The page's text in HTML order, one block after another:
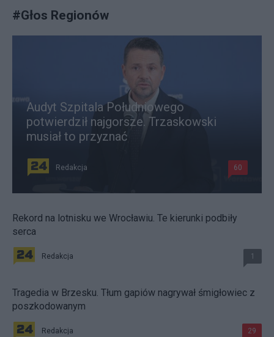
#Głos Regionów
Audyt Szpitala Południowego
potwierdził najgorsze. Trzaskowski
musiał to przyznać
Redakcja 60
Rekord na lotnisku we Wrocławiu. Te kierunki podbiły
serca
Redakcja 1
Tragedia w Brzesku. Tłum gapiów nagrywał śmigłowiec z
poszkodowanym
Redakcja 29